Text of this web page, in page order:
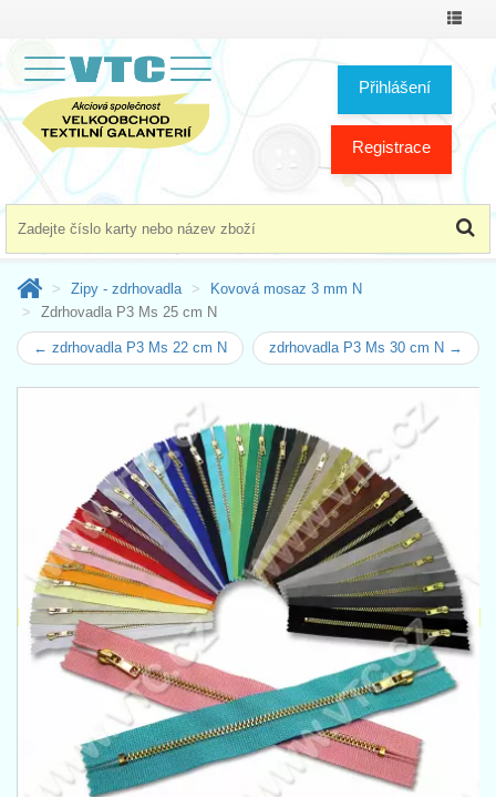
Přihlášení
Registrace
Zipy - zdrhovadla
Kovová mosaz 3 mm N
Zdrhovadla P3 Ms 25 cm N
← zdrhovadla P3 Ms 22 cm N zdrhovadla P3 Ms 30 cm N →